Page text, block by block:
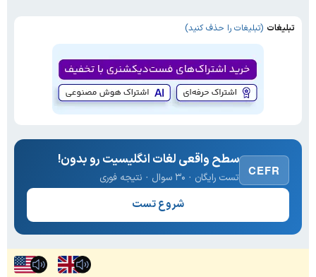
تبلیغات (تبلیغات را حذف کنید)
CEFR
سطح واقعی لغات انگلیسیت رو بدون!
تست رایگان · ۳۰ سوال · نتیجه فوری
شروع تست